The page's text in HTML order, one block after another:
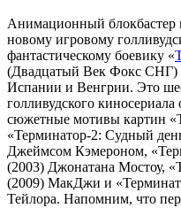
Анимационный блокбастер
новому игровому
фантастическому боевику «
(Двадцатый Век Фокс СНГ)
Испании и Венгрии. Это
голливудского
сюжетные мотивы картин
«Терминатор-2: Судный
Джеймсом Кэмероном,
(2003) Джонатана Мостоу,
(2009) МакДжи и
Тейлора. Напомним, что